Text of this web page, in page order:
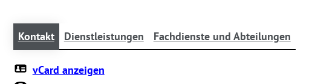
Kontakt Dienstleistungen Fachdienste und Abteilungen
vCard anzeigen